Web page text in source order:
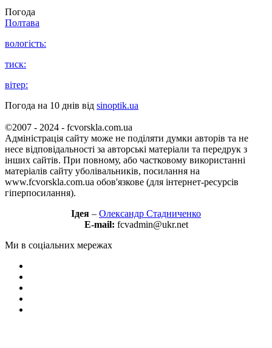
Погода
Полтава
вологість:
тиск:
вітер:
Погода на 10 днів від sinoptik.ua
©2007 - 2024 - fcvorskla.com.ua
Адміністрація сайту може не поділяти думки авторів та не
несе відповідальності за авторські матеріали та передрук з
інших сайтів. При повному, або частковому використанні
матеріалів сайту уболівальників, посилання на
www.fcvorskla.com.ua обов'язкове (для інтернет-ресурсів
гіперпосилання).
Ідея – Олександр Стадниченко
E-mail: fcvadmin@ukr.net
Ми в соціальних мережах